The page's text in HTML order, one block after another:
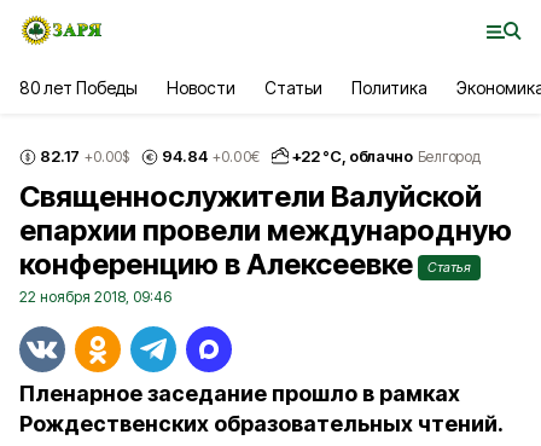
80 лет Победы Новости Статьи Политика
82.17 +0.00$ 94.84 +0.00€ +22°С, облачно Белгород
Священнослужители Валуйской
епархии провели международную
конференцию в Алексеевке
Статья
22 ноября 2018, 09:46
Пленарное заседание прошло в рамках
Рождественских образовательных чтений.